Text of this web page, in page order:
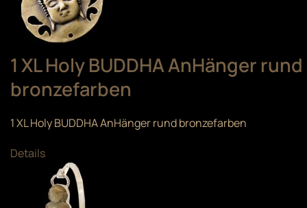
1 XL Holy BUDDHA AnHänger rund
bronzefarben
1 XL Holy BUDDHA AnHänger rund bronzefarben
Details